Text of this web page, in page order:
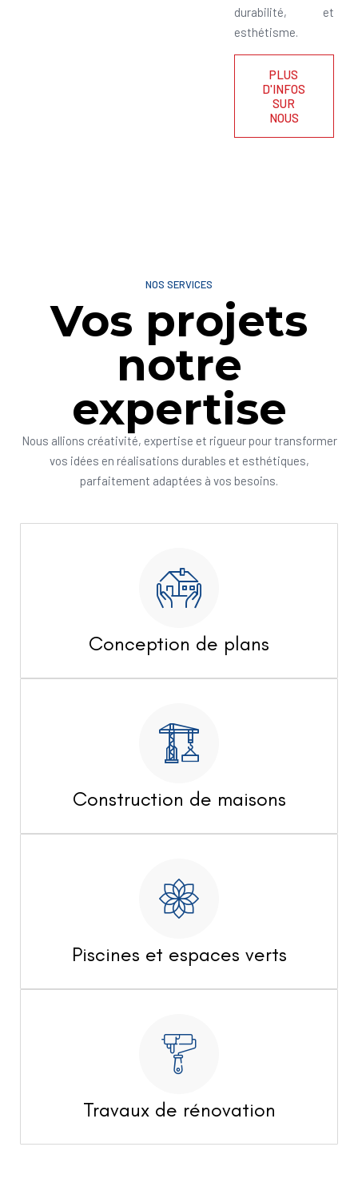
durabilité, et
esthétisme.
PLUS
D'INFOS
SUR
NOUS
NOS SERVICES
Vos projets
notre
expertise
Nous allions créativité, expertise et rigueur pour transformer
vos idées en réalisations durables et esthétiques,
parfaitement adaptées à vos besoins.
Conception de plans
Construction de maisons
Piscines et espaces verts
Travaux de rénovation